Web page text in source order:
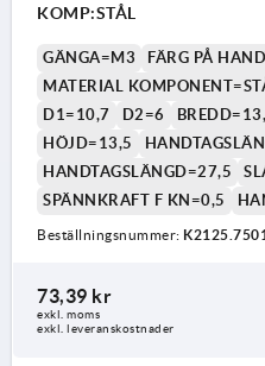
1) Stift för finjustering av
KOMP:STÅL
GÄNGA=M3
FÄRG PÅ
MATERIAL
D1=10,7
D2=6
HÖJD=13,5
HANDTAGSLÄNGD=27,5
SPÄNNKRAFT F KN=0,5
Beställningsnummer:
73,39 kr
exkl. moms
exkl. leveranskostnader